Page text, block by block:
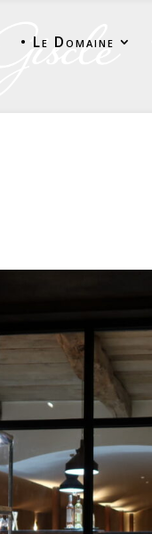
• Le Domaine